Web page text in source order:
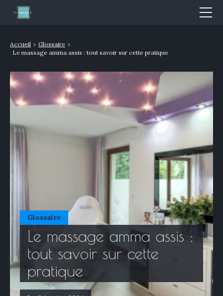
Glossaire
Le massage amma assis :
tout savoir sur cette
pratique
Accueil › Glossaire ›
Le massage amma assis : tout savoir sur cette pratique
Bien-être & Santé
Nutrition
Sport
Bio/Naturel